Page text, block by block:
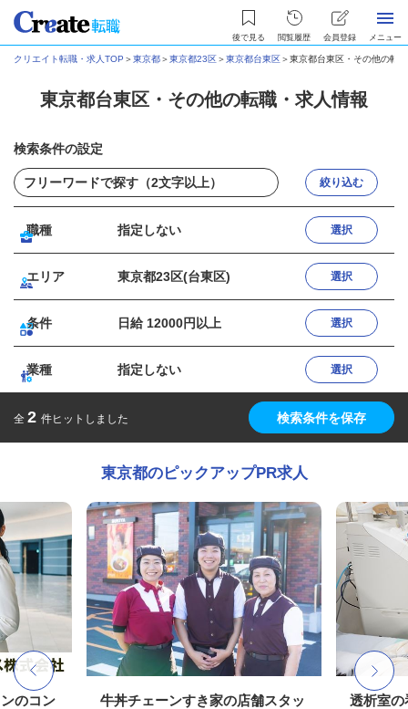
後で見る 閲覧履歴 会員登録 メニュー
クリエイト転職・求人TOP ＞東京都＞東京都23区＞東京都台東区＞東京都台東区・その他の転
東京都台東区・その他の転職・求人情報
検索条件の設定
絞り込む
職種 指定しない 選択
エリア 東京都23区(台東区) 選択
条件 日給 12000円以上 選択
業種 指定しない 選択
全 2 件ヒットしました 検索条件を保存
東京都のピックアップPR求人
のコン
牛丼チェーンすき家の店舗スタッ
透析室の